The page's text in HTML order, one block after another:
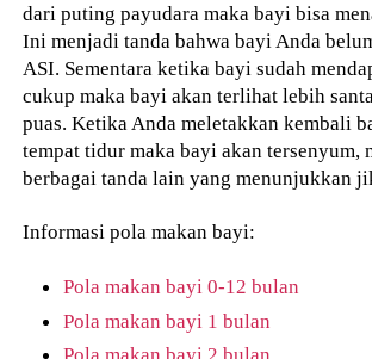
dari puting payudara maka bayi bisa
Ini menjadi tanda bahwa bayi Anda
ASI. Sementara ketika bayi sudah
cukup maka bayi akan terlihat lebih
puas. Ketika Anda meletakkan kembali
tempat tidur maka bayi akan tersenyum,
berbagai tanda lain yang menunjukkan
Informasi pola makan bayi:
Pola makan bayi 0-12 bulan
Pola makan bayi 1 bulan